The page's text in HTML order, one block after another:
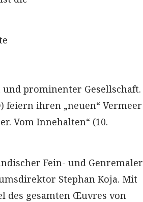
prominenter Gesellschaft.
feiern ihren „neuen“ Vermeer
Vom Innehalten“ (10.
Fein- und Genremaler
Stephan Koja. Mit
des gesamten Œuvres von